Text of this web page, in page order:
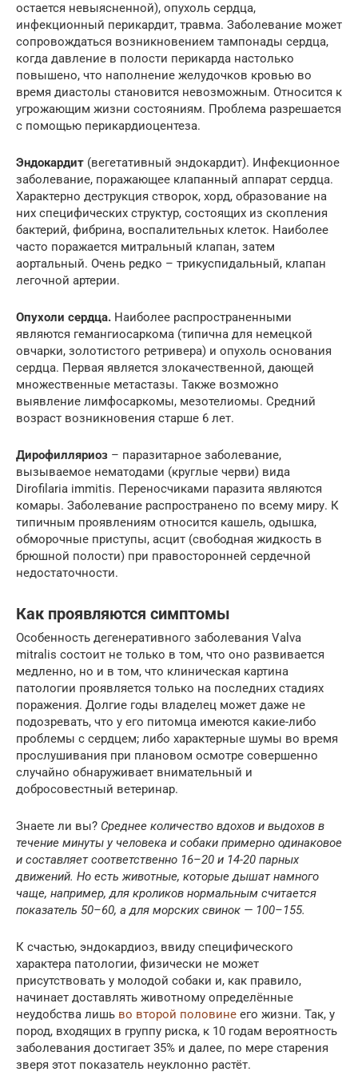
остается невыясненной), опухоль сердца,
инфекционный перикардит, травма. Заболевание может
сопровождаться возникновением тампонады сердца,
когда давление в полости перикарда настолько
повышено, что наполнение желудочков кровью во
время диастолы становится невозможным. Относится к
угрожающим жизни состояниям. Проблема разрешается
с помощью перикардиоцентеза.
Эндокардит (вегетативный эндокардит). Инфекционное
заболевание, поражающее клапанный аппарат сердца.
Характерно деструкция створок, хорд, образование на
них специфических структур, состоящих из скопления
бактерий, фибрина, воспалительных клеток. Наиболее
часто поражается митральный клапан, затем
аортальный. Очень редко – трикуспидальный, клапан
легочной артерии.
Опухоли сердца. Наиболее распространенными
являются гемангиосаркома (типична для немецкой
овчарки, золотистого ретривера) и опухоль основания
сердца. Первая является злокачественной, дающей
множественные метастазы. Также возможно
выявление лимфосаркомы, мезотелиомы. Средний
возраст возникновения старше 6 лет.
Дирофилляриоз – паразитарное заболевание,
вызываемое нематодами (круглые черви) вида
Dirofilaria immitis. Переносчиками паразита являются
комары. Заболевание распространено по всему миру. К
типичным проявлениям относится кашель, одышка,
обморочные приступы, асцит (свободная жидкость в
брюшной полости) при правосторонней сердечной
недостаточности.
Как проявляются симптомы
Особенность дегенеративного заболевания Valva
mitralis состоит не только в том, что оно развивается
медленно, но и в том, что клиническая картина
патологии проявляется только на последних стадиях
поражения. Долгие годы владелец может даже не
подозревать, что у его питомца имеются какие-либо
проблемы с сердцем; либо характерные шумы во время
прослушивания при плановом осмотре совершенно
случайно обнаруживает внимательный и
добросовестный ветеринар.
Знаете ли вы? Среднее количество вдохов и выдохов в
течение минуты у человека и собаки примерно одинаковое
и составляет соответственно 16–20 и 14-20 парных
движений. Но есть животные, которые дышат намного
чаще, например, для кроликов нормальным считается
показатель 50–60, а для морских свинок — 100–155.
К счастью, эндокардиоз, ввиду специфического
характера патологии, физически не может
присутствовать у молодой собаки и, как правило,
начинает доставлять животному определённые
неудобства лишь во второй половине его жизни. Так, у
пород, входящих в группу риска, к 10 годам вероятность
заболевания достигает 35% и далее, по мере старения
зверя этот показатель неуклонно растёт.